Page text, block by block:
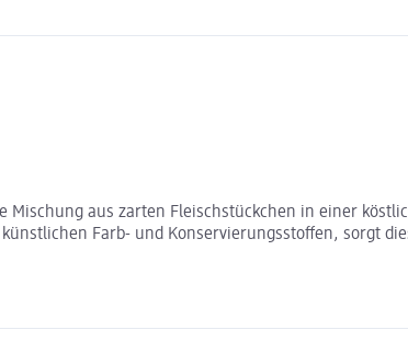
aus zarten Fleischstückchen in einer
Farb- und Konservierungsstoffen, sorgt